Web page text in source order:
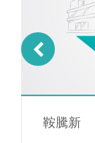
鞍騰新